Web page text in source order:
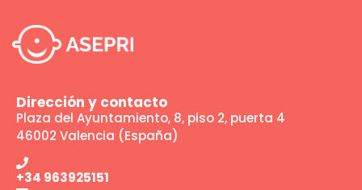
Dirección y contacto
Plaza del Ayuntamiento, 8, piso 2, puerta 4
46002 Valencia (España)
+34 963925151